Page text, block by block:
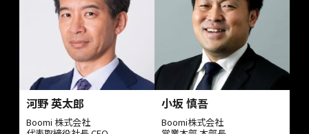
河野 英太郎
Boomi 株式会社
小坂 慎吾
Boomi株式会社